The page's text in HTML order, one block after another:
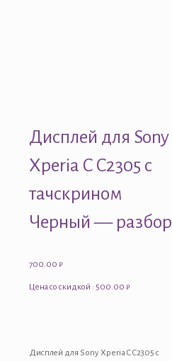
Дисплей для Sony
Xperia C C2305 с
тачскрином
Черный — разбор
700.00 ₽
Цена со скидкой : 500.00 ₽
Дисплей для Sony Xperia C C2305 с